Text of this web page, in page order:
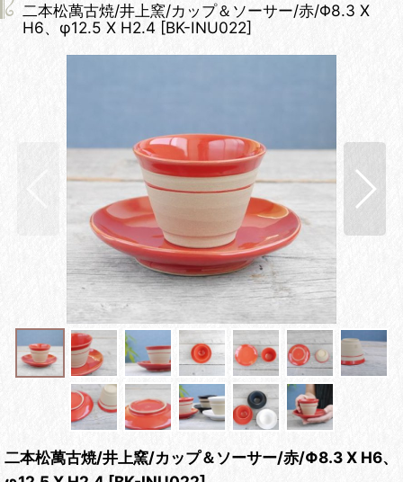
二本松萬古焼/井上窯/カップ＆ソーサー/赤/Φ8.3 X
H6、φ12.5 X H2.4 [BK-INU022]
二本松萬古焼/井上窯/カップ＆ソーサー/赤/Φ8.3 X H6、